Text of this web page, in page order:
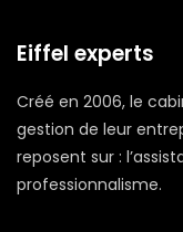
Eiffel experts
Créé en 2006, le
gestion de leur
reposent sur :
professionnalisme.